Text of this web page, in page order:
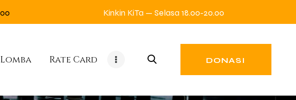
Kinkin KiTa — Selasa 18.00-20.00
Lomba Rate Card DONASI